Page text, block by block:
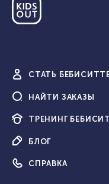
СТАТЬ
НАЙТИ ЗАКАЗЫ
ТРЕНИНГ
БЛОГ
СПРАВКА